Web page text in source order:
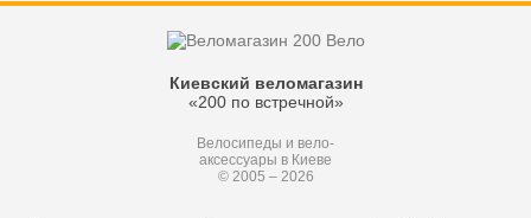
Киевский веломагазин
«200 по встречной»
Велосипеды и вело-
аксессуары в Киеве
© 2005 – 2026